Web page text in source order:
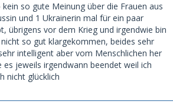
so gute Meinung über die Frauen aus
und 1 Ukrainerin mal für ein paar
übrigens vor dem Krieg und irgendwie bin
so gut klargekommen, beides sehr
intelligent aber vom Menschlichen her
es jeweils irgendwann beendet weil ich
nicht glücklich